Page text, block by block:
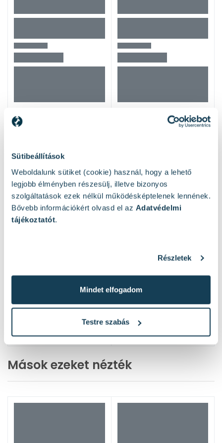
Sütibeállítások
Weboldalunk sütiket (cookie) használ, hogy a lehető
legjobb élményben részesülj, illetve bizonyos
szolgáltatások ezek nélkül működésképtelenek lennének.
Bővebb információkért olvasd el az Adatvédelmi
tájékoztatót.
Részletek
Mindet elfogadom
Testre szabás
Mások ezeket nézték
Mások ezeket nézték